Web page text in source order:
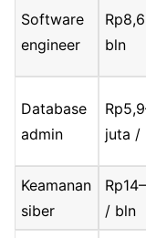
Software
engineer
bln
Database
admin
juta /
Keamanan
siber
/ bln